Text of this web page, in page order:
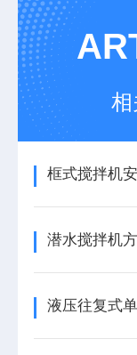
相
框式搅拌机
潜水搅拌机
液压往复式